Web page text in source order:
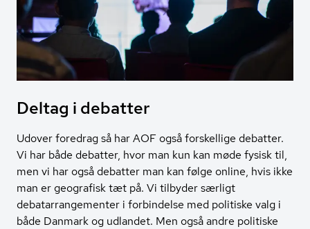
Deltag i debatter
Udover foredrag så har AOF også forskellige debatter.
Vi har både debatter, hvor man kun kan møde fysisk til,
men vi har også debatter man kan følge online, hvis ikke
man er geografisk tæt på. Vi tilbyder særligt
debatarrangementer i forbindelse med politiske valg i
både Danmark og udlandet. Men også andre politiske